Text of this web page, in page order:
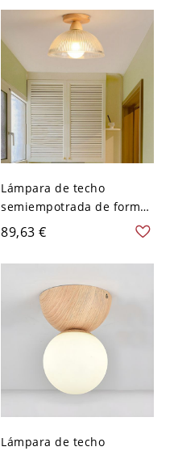
luz) - 110 A 120 V Tazón
Lámpara de techo
semiempotrada de forma
de cuenco moderno
natural con pantalla de
vidrio transparente - 110
A 120 V 25,4 cm
89,63 €
Lámpara de techo